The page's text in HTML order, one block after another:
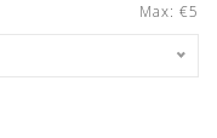
Max: €5